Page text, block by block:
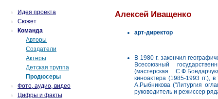
Идея проекта
Сюжет
Команда
Авторы
Создатели
Актеры
Детская труппа
Продюсеры
Фото, аудио, видео
Цифры и факты
Алексей Иващенко
арт-директор
В 1980 г. закончил
Всесоюзный
(мастерская
киноактера (1985-1993 гг.),
А.Рыбникова ("Литургия
руководитель и режиссер